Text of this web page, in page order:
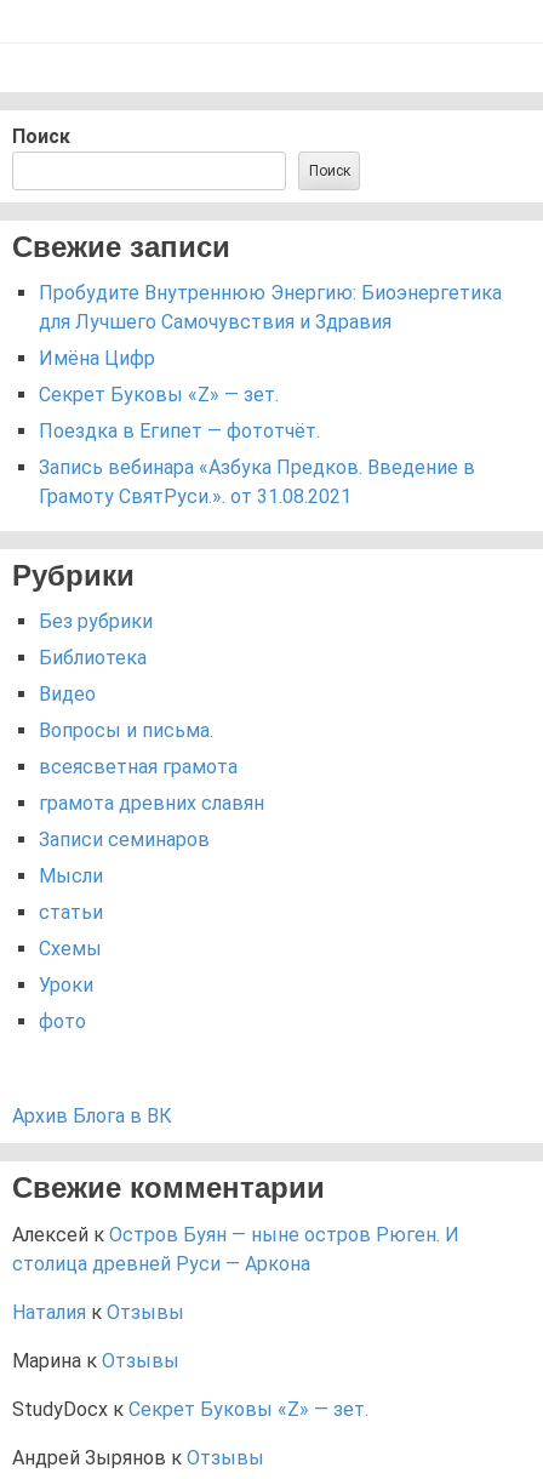
Поиск
Поиск
Свежие записи
Пробудите Внутреннюю Энергию: Биоэнергетика
для Лучшего Самочувствия и Здравия
Имёна Цифр
Секрет Буковы «Z» — зет.
Поездка в Египет — фототчёт.
Запись вебинара «Азбука Предков. Введение в
Грамоту СвятРуси.». от 31.08.2021
Рубрики
Без рубрики
Библиотека
Видео
Вопросы и письма.
всеясветная грамота
грамота древних славян
Записи семинаров
Мысли
статьи
Схемы
Уроки
фото
Архив Блога в ВК
Свежие комментарии
Алексей к Остров Буян — ныне остров Рюген. И
столица древней Руси — Аркона
Наталия к Отзывы
Марина к Отзывы
StudyDocx к Секрет Буковы «Z» — зет.
Андрей Зырянов к Отзывы